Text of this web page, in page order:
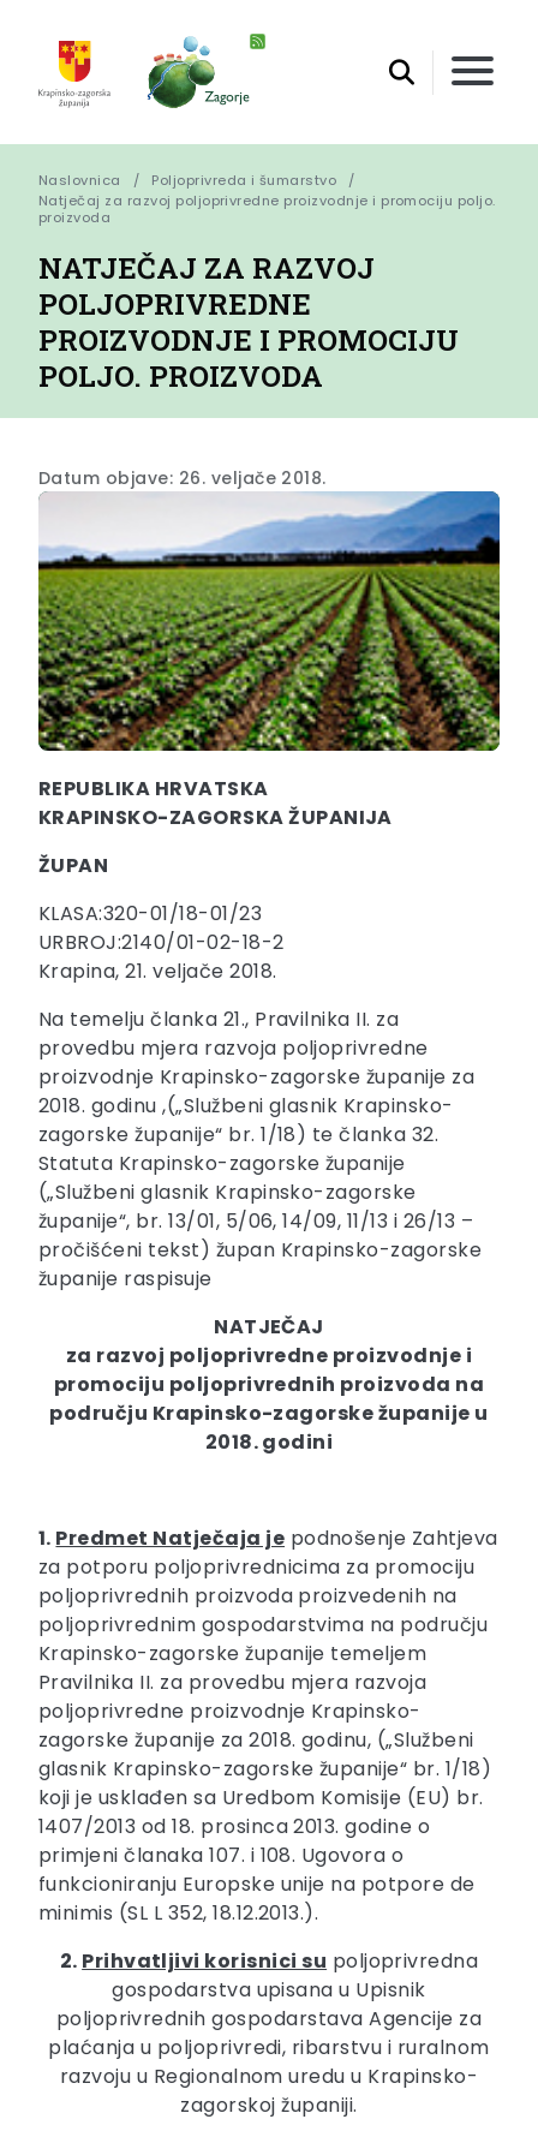
Naslovnica
Poljoprivreda i šumarstvo
Natječaj za razvoj poljoprivredne proizvodnje i promociju poljo.
proizvoda
NATJEČAJ ZA RAZVOJ
POLJOPRIVREDNE
PROIZVODNJE I PROMOCIJU
POLJO. PROIZVODA
Datum objave: 26. veljače 2018.
REPUBLIKA HRVATSKA
KRAPINSKO-ZAGORSKA ŽUPANIJA
ŽUPAN
KLASA:320-01/18-01/23
URBROJ:2140/01-02-18-2
Krapina, 21. veljače 2018.
Na temelju članka 21., Pravilnika II. za
provedbu mjera razvoja poljoprivredne
proizvodnje Krapinsko-zagorske županije za
2018. godinu ,(„Službeni glasnik Krapinsko-
zagorske županije“ br. 1/18) te članka 32.
Statuta Krapinsko-zagorske županije
(„Službeni glasnik Krapinsko-zagorske
županije“, br. 13/01, 5/06, 14/09, 11/13 i 26/13 –
pročišćeni tekst) župan Krapinsko-zagorske
županije raspisuje
NATJEČAJ
za razvoj poljoprivredne proizvodnje i
promociju poljoprivrednih proizvoda na
području Krapinsko-zagorske županije u
2018. godini
1. Predmet Natječaja je podnošenje Zahtjeva
za potporu poljoprivrednicima za promociju
poljoprivrednih proizvoda proizvedenih na
poljoprivrednim gospodarstvima na području
Krapinsko-zagorske županije temeljem
Pravilnika II. za provedbu mjera razvoja
poljoprivredne proizvodnje Krapinsko-
zagorske županije za 2018. godinu, („Službeni
glasnik Krapinsko-zagorske županije“ br. 1/18)
koji je usklađen sa Uredbom Komisije (EU) br.
1407/2013 od 18. prosinca 2013. godine o
primjeni članaka 107. i 108. Ugovora o
funkcioniranju Europske unije na potpore de
minimis (SL L 352, 18.12.2013.).
2. Prihvatljivi korisnici su poljoprivredna
gospodarstva upisana u Upisnik
poljoprivrednih gospodarstava Agencije za
plaćanja u poljoprivredi, ribarstvu i ruralnom
razvoju u Regionalnom uredu u Krapinsko-
zagorskoj županiji.